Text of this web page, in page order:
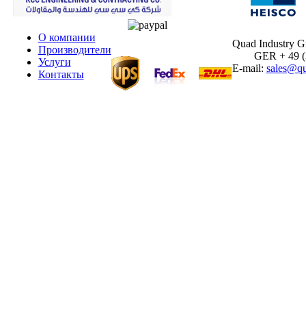
О компании
Производители
Услуги
Контакты
Quad Industry
GER + 49
E-mail: